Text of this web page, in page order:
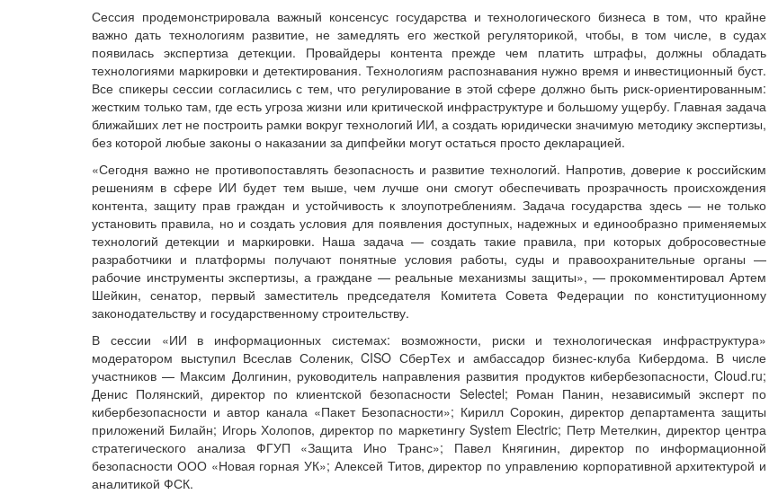
Сессия продемонстрировала важный консенсус государства и технологического бизнеса в том, что крайне
важно дать технологиям развитие, не замедлять его жесткой регуляторикой, чтобы, в том числе, в судах
появилась экспертиза детекции. Провайдеры контента прежде чем платить штрафы, должны обладать
технологиями маркировки и детектирования. Технологиям распознавания нужно время и инвестиционный буст.
Все спикеры сессии согласились с тем, что регулирование в этой сфере должно быть риск-ориентированным:
жестким только там, где есть угроза жизни или критической инфраструктуре и большому ущербу. Главная задача
ближайших лет не построить рамки вокруг технологий ИИ, а создать юридически значимую методику экспертизы,
без которой любые законы о наказании за дипфейки могут остаться просто декларацией.
«Сегодня важно не противопоставлять безопасность и развитие технологий. Напротив, доверие к российским
решениям в сфере ИИ будет тем выше, чем лучше они смогут обеспечивать прозрачность происхождения
контента, защиту прав граждан и устойчивость к злоупотреблениям. Задача государства здесь — не только
установить правила, но и создать условия для появления доступных, надежных и единообразно применяемых
технологий детекции и маркировки. Наша задача — создать такие правила, при которых добросовестные
разработчики и платформы получают понятные условия работы, суды и правоохранительные органы —
рабочие инструменты экспертизы, а граждане — реальные механизмы защиты», — прокомментировал Артем
Шейкин, сенатор, первый заместитель председателя Комитета Совета Федерации по конституционному
законодательству и государственному строительству.
В сессии «ИИ в информационных системах: возможности, риски и технологическая инфраструктура»
модератором выступил Всеслав Соленик, CISO СберТех и амбассадор бизнес-клуба Кибердома. В числе
участников — Максим Долгинин, руководитель направления развития продуктов кибербезопасности, Cloud.ru;
Денис Полянский, директор по клиентской безопасности Selectel; Роман Панин, независимый эксперт по
кибербезопасности и автор канала «Пакет Безопасности»; Кирилл Сорокин, директор департамента защиты
приложений Билайн; Игорь Холопов, директор по маркетингу System Electric; Петр Метелкин, директор центра
стратегического анализа ФГУП «Защита Ино Транс»; Павел Княгинин, директор по информационной
безопасности ООО «Новая горная УК»; Алексей Титов, директор по управлению корпоративной архитектурой и
аналитикой ФСК.